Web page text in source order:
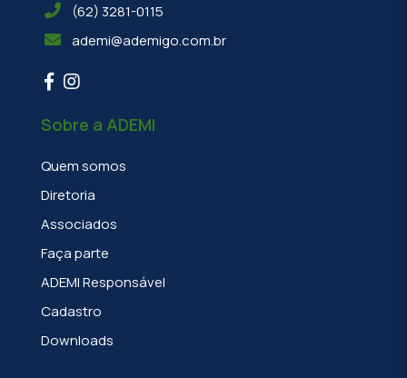
(62) 3281-0115
ademi@ademigo.com.br
Sobre a ADEMI
Quem somos
Diretoria
Associados
Faça parte
ADEMI Responsável
Cadastro
Downloads